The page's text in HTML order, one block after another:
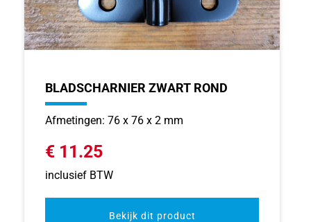
BLADSCHARNIER ZWART ROND
Afmetingen: 76 x 76 x 2 mm
€ 11.25
inclusief BTW
Bekijk dit product